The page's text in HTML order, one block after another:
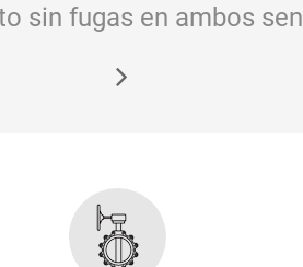
sin fugas en ambos